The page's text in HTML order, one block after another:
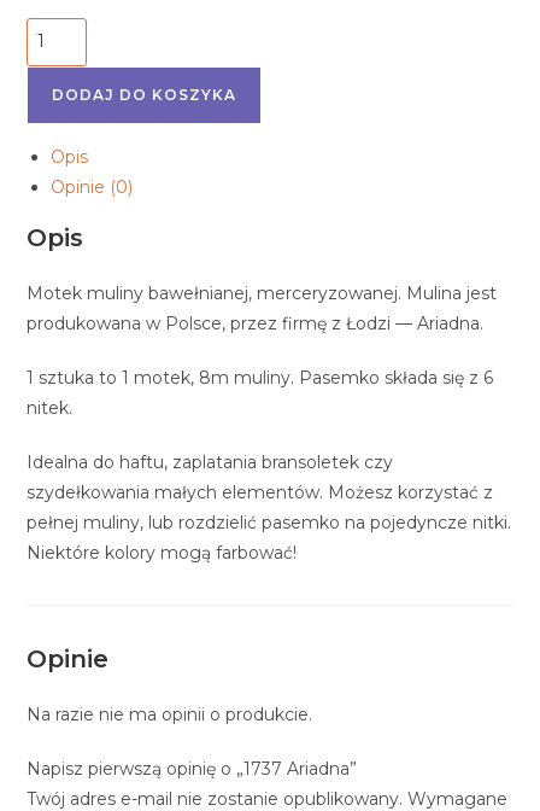
ilość
1737
Ariadna
DODAJ DO KOSZYKA
Opis
Opinie (0)
Opis
Motek muliny bawełnianej, merceryzowanej. Mulina jest
produkowana w Polsce, przez firmę z Łodzi — Ariadna.
1 sztuka to 1 motek, 8m muliny. Pasemko składa się z 6
nitek.
Idealna do haftu, zaplatania bransoletek czy
szydełkowania małych elementów. Możesz korzystać z
pełnej muliny, lub rozdzielić pasemko na pojedyncze nitki.
Niektóre kolory mogą farbować!
Opinie
Na razie nie ma opinii o produkcie.
Napisz pierwszą opinię o „1737 Ariadna”
Twój adres e-mail nie zostanie opublikowany. Wymagane